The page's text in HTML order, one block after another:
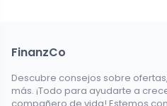
FinanzCo
Descubre consejos sobre
más. ¡Todo para ayudarte a